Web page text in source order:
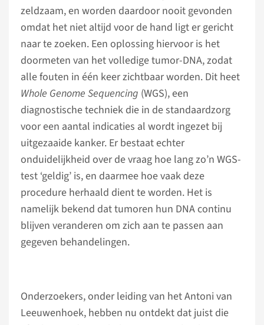
zeldzaam, en worden daardoor nooit gevonden
omdat het niet altijd voor de hand ligt er gericht
naar te zoeken. Een oplossing hiervoor is het
doormeten van het volledige tumor-DNA, zodat
alle fouten in één keer zichtbaar worden. Dit heet
Whole Genome Sequencing (WGS), een
diagnostische techniek die in de standaardzorg
voor een aantal indicaties al wordt ingezet bij
uitgezaaide kanker. Er bestaat echter
onduidelijkheid over de vraag hoe lang zo’n WGS-
test ‘geldig’ is, en daarmee hoe vaak deze
procedure herhaald dient te worden. Het is
namelijk bekend dat tumoren hun DNA continu
blijven veranderen om zich aan te passen aan
gegeven behandelingen.
Onderzoekers, onder leiding van het Antoni van
Leeuwenhoek, hebben nu ontdekt dat juist die